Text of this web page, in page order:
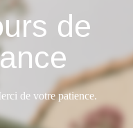
de
de votre patience.